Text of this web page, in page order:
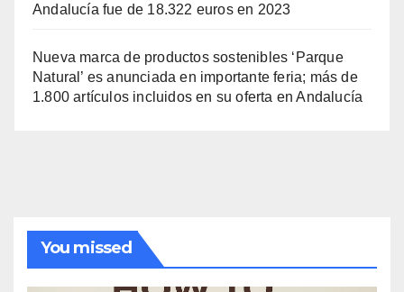
Andalucía fue de 18.322 euros en 2023
Nueva marca de productos sostenibles ‘Parque
Natural’ es anunciada en importante feria; más de
1.800 artículos incluidos en su oferta en Andalucía
You missed